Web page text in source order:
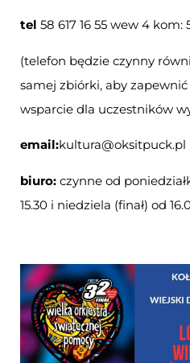
tel 58 617 16 55 wew 4 kom:
(telefon będzie czynny
samej zbiórki, aby
wsparcie dla uczestników
email:kultura@oksitpuck.pl
biuro: czynne od
15.30 i niedziela (finał) od